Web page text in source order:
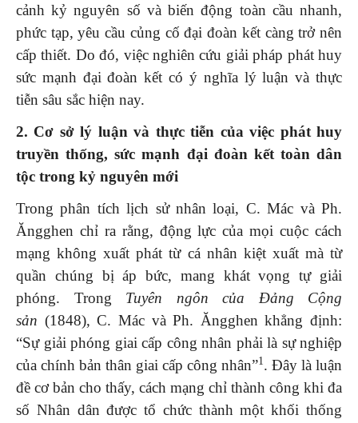
cảnh kỷ nguyên số và biến động toàn cầu nhanh,
phức tạp, yêu cầu củng cố đại đoàn kết càng trở nên
cấp thiết. Do đó, việc nghiên cứu giải pháp phát huy
sức mạnh đại đoàn kết có ý nghĩa lý luận và thực
tiễn sâu sắc hiện nay.
2. Cơ sở lý luận và thực tiễn của việc phát huy
truyền thống, sức mạnh đại đoàn kết toàn dân
tộc trong kỷ nguyên mới
Trong phân tích lịch sử nhân loại, C. Mác và Ph.
Ăngghen chỉ ra rằng, động lực của mọi cuộc cách
mạng không xuất phát từ cá nhân kiệt xuất mà từ
quần chúng bị áp bức, mang khát vọng tự giải
phóng. Trong Tuyên ngôn của Đảng Cộng
sản (1848), C. Mác và Ph. Ăngghen khẳng định:
“Sự giải phóng giai cấp công nhân phải là sự nghiệp
của chính bản thân giai cấp công nhân”1. Đây là luận
đề cơ bản cho thấy, cách mạng chỉ thành công khi đa
số Nhân dân được tổ chức thành một khối thống